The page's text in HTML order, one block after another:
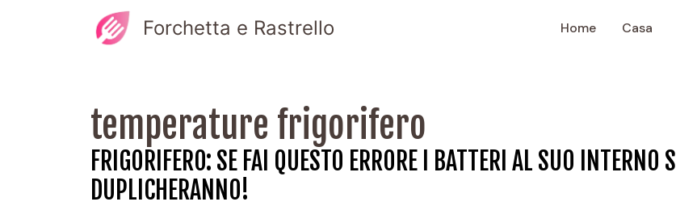
Forchetta e Rastrello Home Casa
temperature frigorifero
FRIGORIFERO: SE FAI QUESTO ERRORE I BATTERI AL SUO INTERNO SI
DUPLICHERANNO!